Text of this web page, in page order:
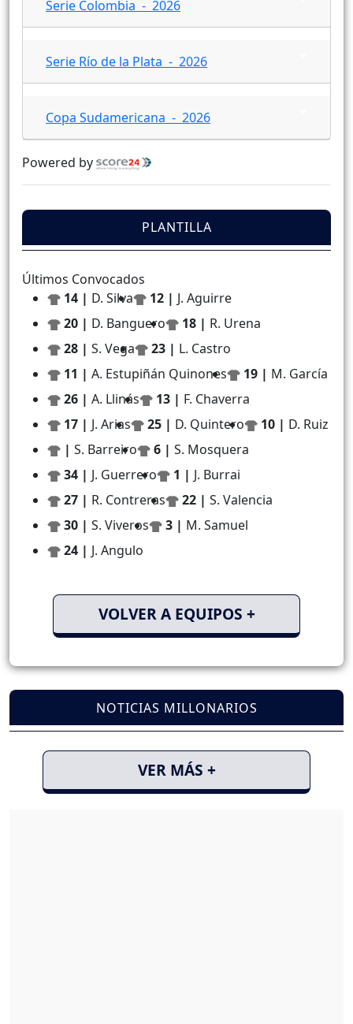
Serie Colombia - 2026
Serie Río de la Plata - 2026
Copa Sudamericana - 2026
Powered by
PLANTILLA
Últimos Convocados
14 | D. Silva 12 | J. Aguirre
20 | D. Banguero 18 | R. Urena
28 | S. Vega 23 | L. Castro
11 | A. Estupiñán Quinones 19 | M. García
26 | A. Llinás 13 | F. Chaverra
17 | J. Arias 25 | D. Quintero 10 | D. Ruiz
| S. Barreiro 6 | S. Mosquera
34 | J. Guerrero 1 | J. Burrai
27 | R. Contreras 22 | S. Valencia
30 | S. Viveros 3 | M. Samuel
24 | J. Angulo
VOLVER A EQUIPOS +
NOTICIAS MILLONARIOS
VER MÁS +